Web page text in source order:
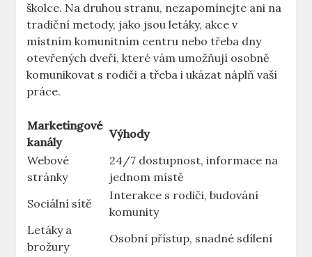
školce. Na druhou stranu, nezapomínejte ani na
tradiční metody, jako jsou letáky, akce v
místním komunitním centru nebo třeba dny
otevřených dveří, které vám umožňují osobně
komunikovat s rodiči a třeba i ukázat náplň vaší
práce.
Marketingové
kanály
Výhody
Webové
stránky
24/7 dostupnost, informace na
jednom místě
Sociální sítě
Interakce s rodiči, budování
komunity
Letáky a
brožury
Osobní přístup, snadné sdílení